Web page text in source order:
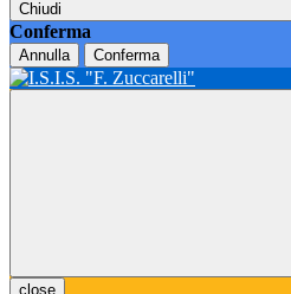
Chiudi
Conferma
Annulla Conferma
close